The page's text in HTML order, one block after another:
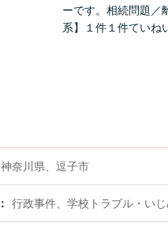
ーです。相続問題／
系】１件１件ていね
神奈川県、逗子市
行政事件、学校トラブル・いじ